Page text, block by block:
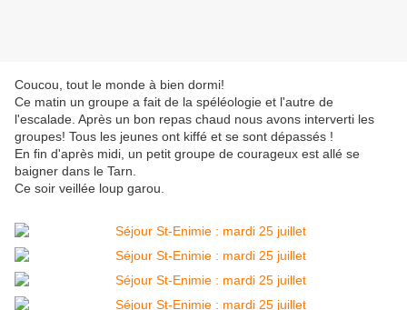
Coucou, tout le monde à bien dormi!
Ce matin un groupe a fait de la spéléologie et l'autre de
l'escalade. Après un bon repas chaud nous avons interverti les
groupes! Tous les jeunes ont kiffé et se sont dépassés !
En fin d'après midi, un petit groupe de courageux est allé se
baigner dans le Tarn.
Ce soir veillée loup garou.